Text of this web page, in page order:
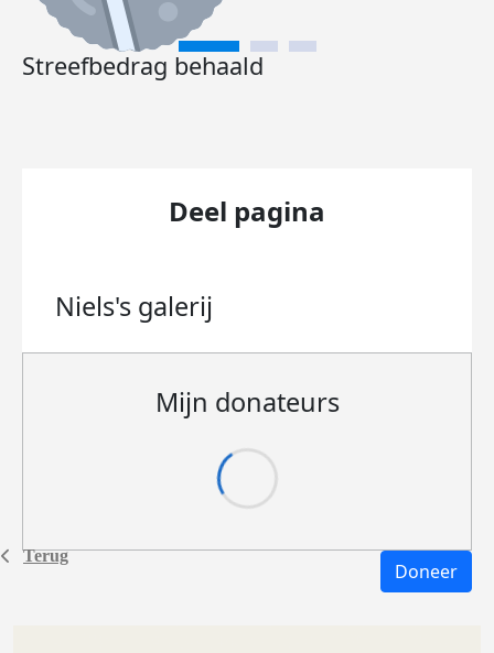
Terug
Streefbedrag behaald
Deel pagina
Niels's galerij
Mijn donateurs
Doneer